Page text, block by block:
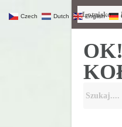
Lotnisko
OK!
Czech Dutch English